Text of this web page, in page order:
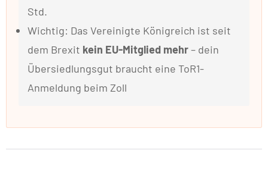
Std.
Wichtig: Das Vereinigte Königreich ist seit
dem Brexit kein EU-Mitglied mehr– dein
Übersiedlungsgut braucht eine ToR1-
Anmeldung beim Zoll